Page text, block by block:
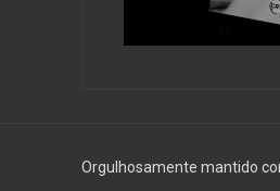
Orgulhosamente mantido